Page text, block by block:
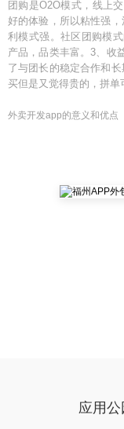
团购是O2O模式，线上
好的体验，所以粘性强
利模式强。社区团购模
产品，品类丰富。3、收
了与团长的稳定合作和
买但是又觉得贵的，拼单
外卖开发app的意义和优点
应用